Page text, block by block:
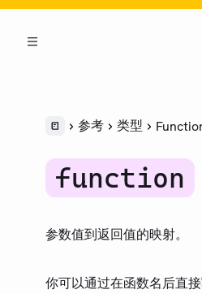
中文用户指南
语法
样式
None
Boolean
参考 类型
function
参数值到返回值的映射。
你可以通过在函数名后直